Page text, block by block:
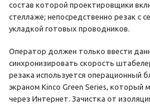
состав которой проектировщики
стеллаже; непосредственно резак с
укладкой готовых проводников.
Оператор должен только ввести
синхронизировать скорость
резака используется операционный
экраном Kinco Green Series,
через Интернет. Зачистка от